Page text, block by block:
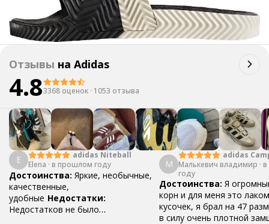
Отзывы на Adidas
4.83368 оценок · 1053 отзыва
E
adidas Niteball
Elena · в прошлом году
Достоинства: Яркие, необычные,
качественные,
удобные Недостатки:
Недостатков не было
М
adidas
Малькевич владимир ·
году
Достоинства: Я
корн и для меня это
кусочек, я брал на 47
в силу очень плотной